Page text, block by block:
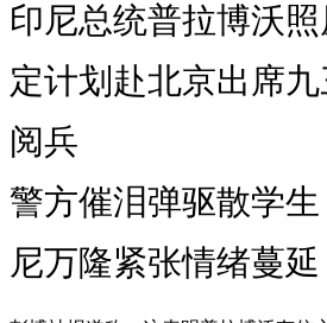
印尼总统普拉博沃照
定计划赴北京出席九
阅兵
警方催泪弹驱散学生
尼万隆紧张情绪蔓延